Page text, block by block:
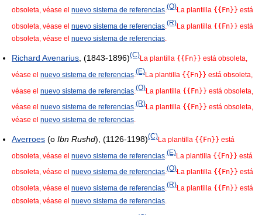
obsoleta, véase el nuevo sistema de referencias.(O)La plantilla {{Fn}} está
obsoleta, véase el nuevo sistema de referencias (R)La plantilla {{Fn}} está
obsoleta, véase el nuevo sistema de referencias.
Richard Avenarius , (1843-1896)(C)La plantilla {{Fn}} está obsoleta,
véase el nuevo sistema de referencias (E)La plantilla {{Fn}} está obsoleta,
véase el nuevo sistema de referencias (O)La plantilla {{Fn}} está obsoleta,
véase el nuevo sistema de referencias.(R)La plantilla {{Fn}} está obsoleta,
véase el nuevo sistema de referencias.
Averroes (o Ibn Rushd), (1126-1198)(C)La plantilla {{Fn}} está
obsoleta, véase el nuevo sistema de referencias (E)La plantilla {{Fn}} está
obsoleta, véase el nuevo sistema de referencias.(O)La plantilla {{Fn}} está
obsoleta, véase el nuevo sistema de referencias (R)La plantilla {{Fn}} está
obsoleta, véase el nuevo sistema de referencias